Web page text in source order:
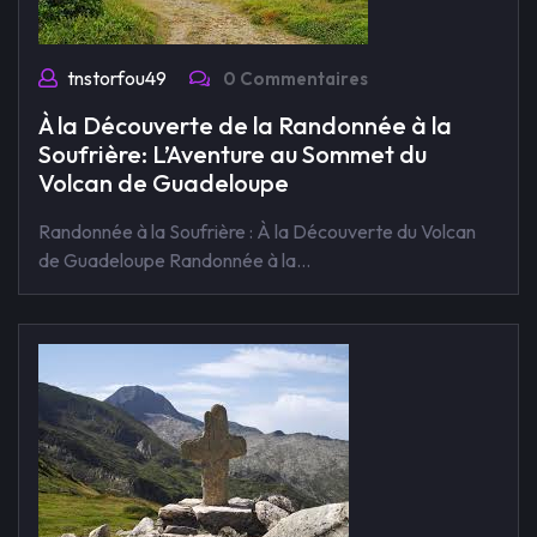
tnstorfou49 0 Commentaires
À la Découverte de la Randonnée à la
Soufrière: L’Aventure au Sommet du
Volcan de Guadeloupe
Randonnée à la Soufrière : À la Découverte du Volcan
de Guadeloupe Randonnée à la…